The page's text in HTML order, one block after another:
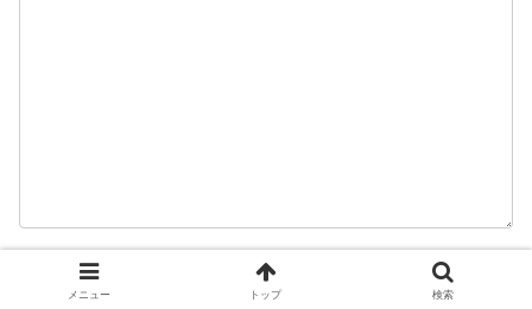
※
メニュー トップ 検索